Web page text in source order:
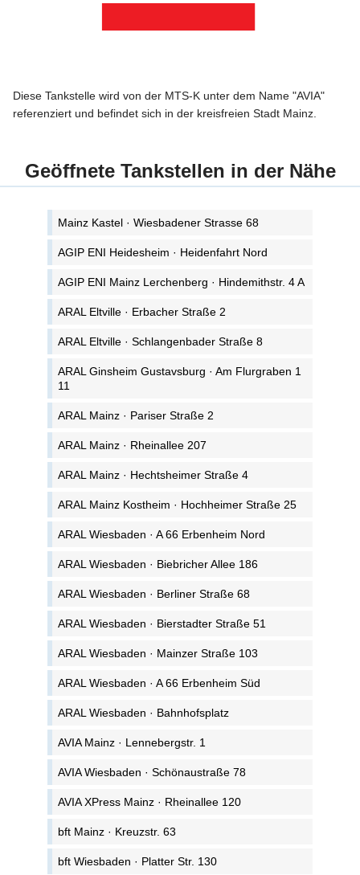
Diese Tankstelle wird von der MTS-K unter dem Name "AVIA"
referenziert und befindet sich in der kreisfreien Stadt Mainz.
Geöffnete Tankstellen in der Nähe
Mainz Kastel · Wiesbadener Strasse 68
AGIP ENI Heidesheim · Heidenfahrt Nord
AGIP ENI Mainz Lerchenberg · Hindemithstr. 4 A
ARAL Eltville · Erbacher Straße 2
ARAL Eltville · Schlangenbader Straße 8
ARAL Ginsheim Gustavsburg · Am Flurgraben 1
11
ARAL Mainz · Pariser Straße 2
ARAL Mainz · Rheinallee 207
ARAL Mainz · Hechtsheimer Straße 4
ARAL Mainz Kostheim · Hochheimer Straße 25
ARAL Wiesbaden · A 66 Erbenheim Nord
ARAL Wiesbaden · Biebricher Allee 186
ARAL Wiesbaden · Berliner Straße 68
ARAL Wiesbaden · Bierstadter Straße 51
ARAL Wiesbaden · Mainzer Straße 103
ARAL Wiesbaden · A 66 Erbenheim Süd
ARAL Wiesbaden · Bahnhofsplatz
AVIA Mainz · Lennebergstr. 1
AVIA Wiesbaden · Schönaustraße 78
AVIA XPress Mainz · Rheinallee 120
bft Mainz · Kreuzstr. 63
bft Wiesbaden · Platter Str. 130